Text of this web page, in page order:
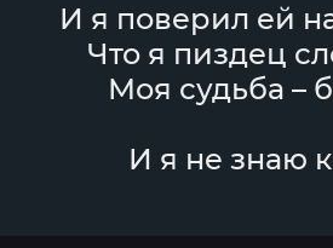
И я поверил ей
Что я пиздец
Моя судьба –
И я не знаю